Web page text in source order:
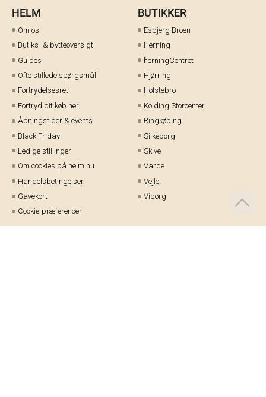
HELM
Om os
Butiks- & bytteoversigt
Guides
Ofte stillede spørgsmål
Fortrydelsesret
Fortryd dit køb her
Åbningstider & events
Black Friday
Ledige stillinger
Om cookies på helm.nu
Handelsbetingelser
Gavekort
Cookie-præferencer
BUTIKKER
Esbjerg Broen
Herning
herningCentret
Hjørring
Holstebro
Kolding Storcenter
Ringkøbing
Silkeborg
Skive
Varde
Vejle
Viborg